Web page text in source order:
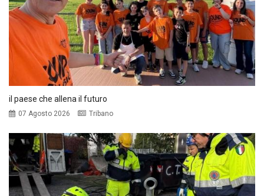
il paese che allena il futuro
07 Agosto 2026 Tribano